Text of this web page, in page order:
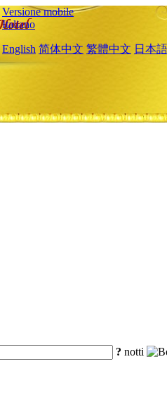
Versione mobile
Italiano
English 简体中文 繁體中文 日本語
? notti